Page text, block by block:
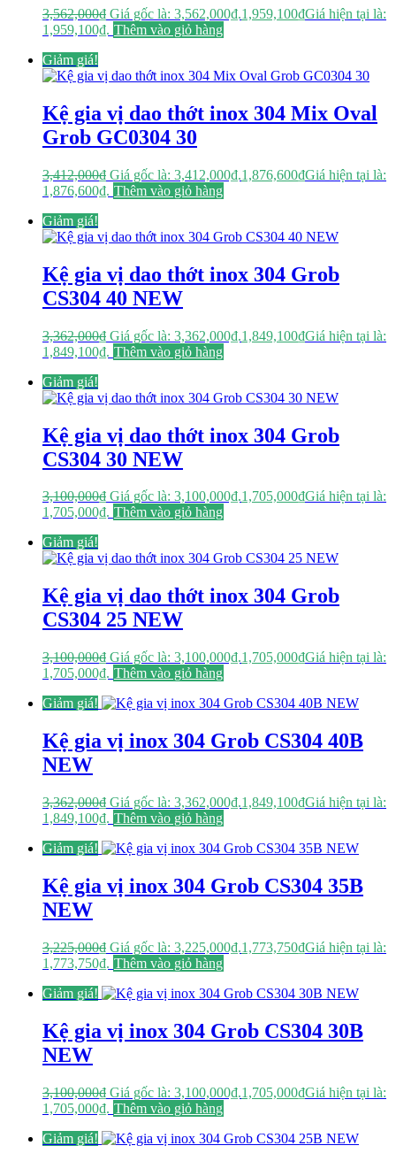
3,562,000₫ Giá gốc là: 3,562,000₫.1,959,100₫Giá hiện tại là:
1,959,100₫. Thêm vào giỏ hàng
Giảm giá!
Kệ gia vị dao thớt inox 304 Mix Oval
Grob GC0304 30
3,412,000₫ Giá gốc là: 3,412,000₫.1,876,600₫Giá hiện tại là:
1,876,600₫. Thêm vào giỏ hàng
Giảm giá!
Kệ gia vị dao thớt inox 304 Grob
CS304 40 NEW
3,362,000₫ Giá gốc là: 3,362,000₫.1,849,100₫Giá hiện tại là:
1,849,100₫. Thêm vào giỏ hàng
Giảm giá!
Kệ gia vị dao thớt inox 304 Grob
CS304 30 NEW
3,100,000₫ Giá gốc là: 3,100,000₫.1,705,000₫Giá hiện tại là:
1,705,000₫. Thêm vào giỏ hàng
Giảm giá!
Kệ gia vị dao thớt inox 304 Grob
CS304 25 NEW
3,100,000₫ Giá gốc là: 3,100,000₫.1,705,000₫Giá hiện tại là:
1,705,000₫. Thêm vào giỏ hàng
Giảm giá!
Kệ gia vị inox 304 Grob CS304 40B
NEW
3,362,000₫ Giá gốc là: 3,362,000₫.1,849,100₫Giá hiện tại là:
1,849,100₫. Thêm vào giỏ hàng
Giảm giá!
Kệ gia vị inox 304 Grob CS304 35B
NEW
3,225,000₫ Giá gốc là: 3,225,000₫.1,773,750₫Giá hiện tại là:
1,773,750₫. Thêm vào giỏ hàng
Giảm giá!
Kệ gia vị inox 304 Grob CS304 30B
NEW
3,100,000₫ Giá gốc là: 3,100,000₫.1,705,000₫Giá hiện tại là:
1,705,000₫. Thêm vào giỏ hàng
Giảm giá!